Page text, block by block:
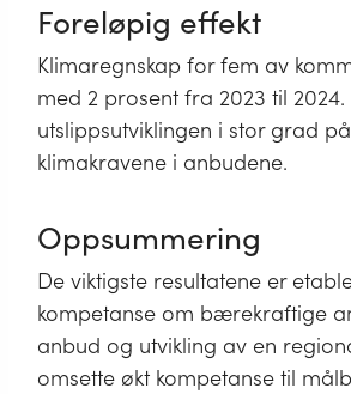
Foreløpig effekt
Klimaregnskap for fem av
med 2 prosent fra 2023 til
utslippsutviklingen i stor grad
klimakravene i anbudene.
Oppsummering
De viktigste resultatene er
kompetanse om bærekraftige
anbud og utvikling av en
omsette økt kompetanse til